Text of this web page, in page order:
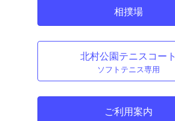
相撲場
北村公園テニスコート
ソフトテニス専用
ご利用案内